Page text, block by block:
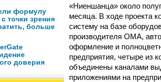
формулу
точки зрения
больше
доверия
«Ниеншанца» около
месяца. В ходе проекта
систему на базе
производителя ОМА,
оформление и
предприятия, четыре из
объединены каналами
приложениями на